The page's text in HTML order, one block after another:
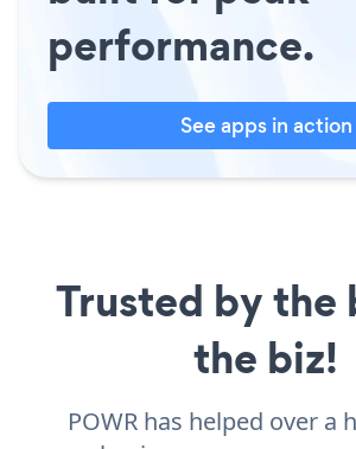
performance.
See apps in action
Trusted by the
the biz!
POWR has helped over a